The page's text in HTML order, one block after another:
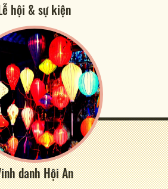
hội & sự kiện
danh Hội An